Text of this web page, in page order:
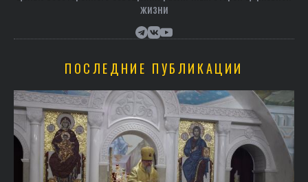
жизни
ПОСЛЕДНИЕ ПУБЛИКАЦИИ